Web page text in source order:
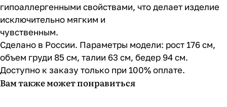
гипоаллергенными свойствами, что делает изделие
исключительно мягким и
Сделано в России. Параметры модели: рост 176 см,
объем груди 85 см, талии 63 см, бедер 94 см.
Доступно к заказу только при 100% оплате.
Вам также может понравиться